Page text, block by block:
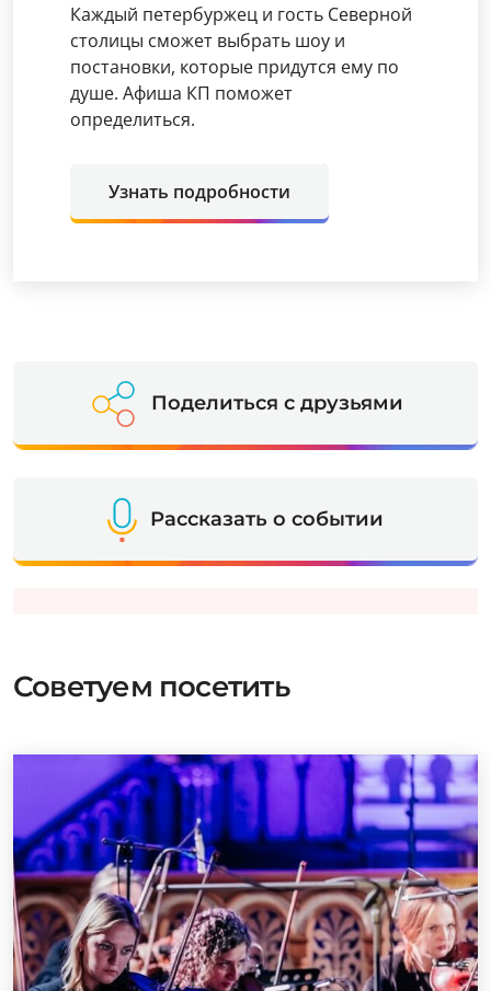
Каждый петербуржец и гость Северной
столицы сможет выбрать шоу и
постановки, которые придутся ему по
душе. Афиша КП поможет
определиться.
Узнать подробности
Поделиться с друзьями
Рассказать о событии
Советуем посетить